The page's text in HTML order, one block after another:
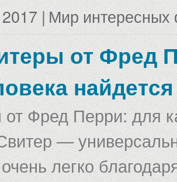
|Мир интересных
от Фред
Фред Перри: для
—
легко